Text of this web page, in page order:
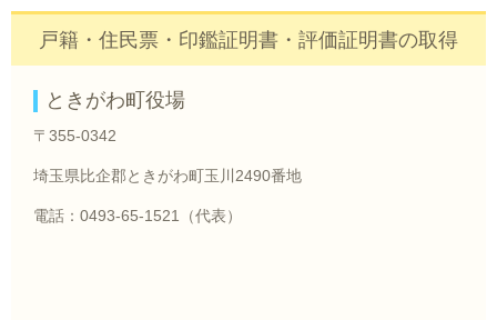
戸籍・住民票・印鑑証明書・評価証明書の取得
ときがわ町役場
〒355-0342
埼玉県比企郡ときがわ町玉川2490番地
電話：0493-65-1521（代表）